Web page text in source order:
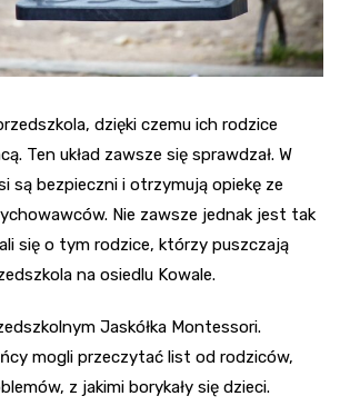
dzięki czemu ich rodzice
Ten układ zawsze się sprawdzał. W
są bezpieczni i otrzymują opiekę ze
Nie zawsze jednak jest tak
się o tym rodzice, którzy puszczają
na osiedlu Kowale.
Jaskółka Montessori.
mogli przeczytać list od rodziców,
z jakimi borykały się dzieci.